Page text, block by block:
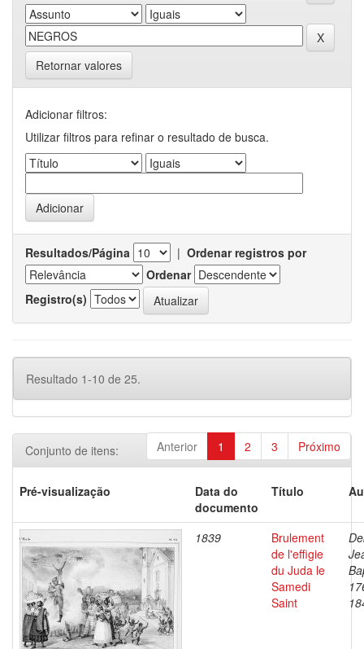
Retornar valores
Adicionar filtros:
Utilizar filtros para refinar o resultado de busca.
Resultados/Página | Ordenar registros por
Ordenar
Registro(s)
Resultado 1-10 de 25.
Anterior 1 2 3 Próximo
Conjunto de itens:
Pré-visualização
Data do
documento
Título
1839
Brulement
de l'effigie
du Juda le
Samedi
Saint